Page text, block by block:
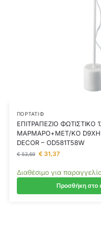
ΠΟΡΤΑΤΊΦ
ΕΠΙΤΡΑΠΕΖΙΟ ΦΩΤΙΣΤΙΚΟ
ΜΑΡΜΑΡΟ+ΜΕΤ/ΚΟ
DECOR – OD581T58W
€53,69 €31,37
Διαθέσιμο για
Προσθήκη στο